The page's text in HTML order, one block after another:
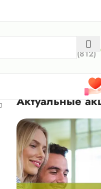
(812)
Актуальные